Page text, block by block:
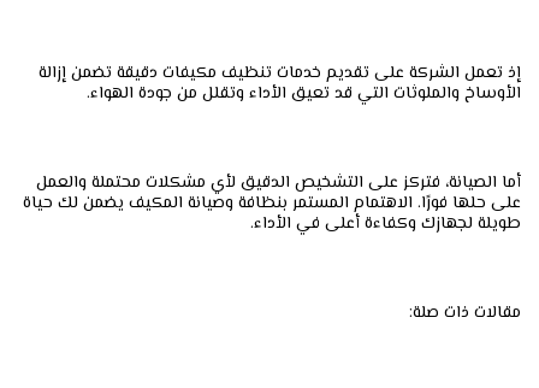
إذ تعمل الشركة على تقديم خدمات تنظيف مكيفات دقيقة تضمن إزالة
الأوساخ والملوثات التي قد تعيق الأداء وتقلل من جودة الهواء.
أما الصيانة، فتركز على التشخيص الدقيق لأي مشكلات محتملة والعمل
على حلها فورًا. الاهتمام المستمر بنظافة وصيانة المكيف يضمن لك حياة
طويلة لجهازك وكفاءة أعلى في الأداء.
مقالات ذات صلة: